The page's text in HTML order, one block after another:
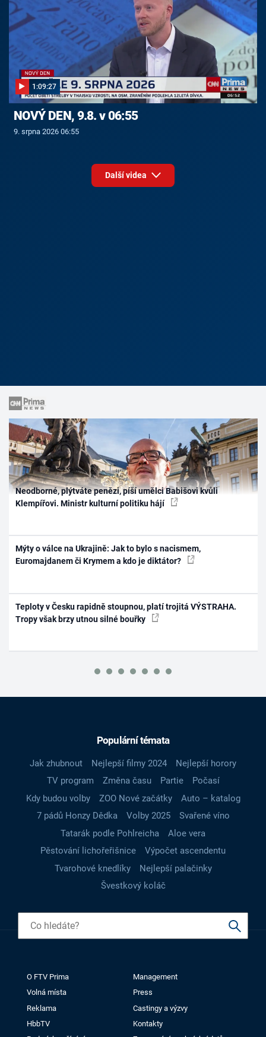
1:09:27
NOVÝ DEN, 9.8. v 06:55
9. srpna 2026 06:55
Další videa
Neodborné, plýtváte penězi, píší umělci Babišovi kvůli
Klempířovi. Ministr kulturní politiku hájí
Mýty o válce na Ukrajině: Jak to bylo s nacismem,
Euromajdanem či Krymem a kdo je diktátor?
Teploty v Česku rapidně stoupnou, platí trojitá VÝSTRAHA.
Tropy však brzy utnou silné bouřky
Populární témata
Jak zhubnout Nejlepší filmy 2024
Nejlepší horory
TV program
Změna času Partie
Počasí
Kdy budou volby
ZOO Nové začátky
Auto – katalog
7 pádů Honzy Dědka
Volby 2025
Svařené víno
Tatarák podle Pohlreicha
Aloe vera
Pěstování lichořeřišnice
Výpočet ascendentu
Tvarohové knedlíky
Nejlepší palačinky
Švestkový koláč
O FTV Prima
Management
Volná místa
Press
Reklama
Castingy a výzvy
HbbTV
Kontakty